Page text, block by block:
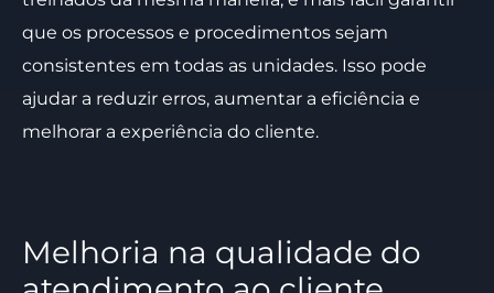
que os processos e procedimentos sejam
consistentes em todas as unidades. Isso pode
ajudar a reduzir erros, aumentar a eficiência e
melhorar a experiência do cliente.
Melhoria na qualidade do